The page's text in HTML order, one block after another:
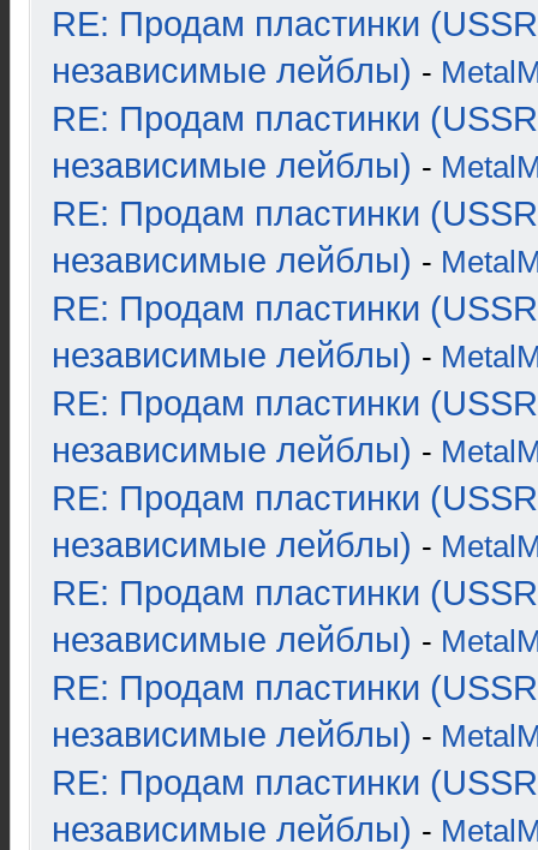
RE: Продам пластинки
независимые лейблы) -
RE: Продам пластинки
независимые лейблы) -
RE: Продам пластинки
независимые лейблы) -
RE: Продам пластинки
независимые лейблы) -
RE: Продам пластинки
независимые лейблы) -
RE: Продам пластинки
независимые лейблы) -
RE: Продам пластинки
независимые лейблы) -
RE: Продам пластинки
независимые лейблы) -
RE: Продам пластинки
независимые лейблы) -